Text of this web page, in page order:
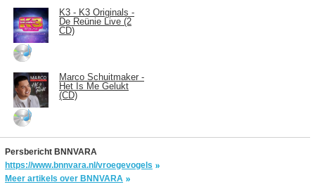
K3 - K3 Originals -
De Reünie Live (2
CD)
Marco Schuitmaker -
Het Is Me Gelukt
(CD)
Persbericht BNNVARA
https://www.bnnvara.nl/vroegevogels
Meer artikels over BNNVARA